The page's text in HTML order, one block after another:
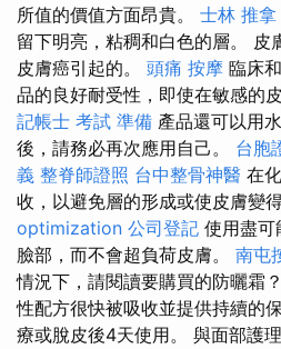
所值的價值方面昂貴。 士林 推拿
留下明亮，粘稠和白色的層。 皮
皮膚癌引起的。 頭痛 按摩 臨床
品的良好耐受性，即使在敏感的
記帳士 考試 準備 產品還可以用
後，請務必再次應用自己。 台胞
義 整脊師證照 台中整骨神醫 在
收，以避免層的形成或使皮膚變
optimization 公司登記 使用盡可
臉部，而不會超負荷皮膚。 南屯
情況下，請閱讀要購買的防曬霜
性配方很快被吸收並提供持續的
療或脫皮後4天使用。 與面部護